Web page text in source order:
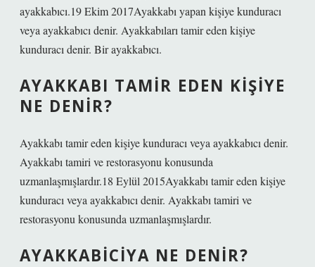
ayakkabıcı.19 Ekim 2017Ayakkabı yapan kişiye kunduracı
veya ayakkabıcı denir. Ayakkabıları tamir eden kişiye
kunduracı denir. Bir ayakkabıcı.
AYAKKABI TAMIR EDEN KIŞIYE
NE DENIR?
Ayakkabı tamir eden kişiye kunduracı veya ayakkabıcı denir.
Ayakkabı tamiri ve restorasyonu konusunda
uzmanlaşmışlardır.18 Eylül 2015Ayakkabı tamir eden kişiye
kunduracı veya ayakkabıcı denir. Ayakkabı tamiri ve
restorasyonu konusunda uzmanlaşmışlardır.
AYAKKABICIYA NE DENIR?